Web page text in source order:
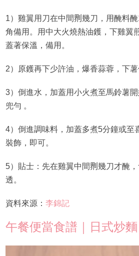
1）雞翼用刀在中間𠝹幾刀，用醃料
角備用。用中大火燒熱油鑊，下雞翼
蓋著保溫，備用。
2）原鑊再下少許油，爆香蒜蓉，下薯
3）倒進水，加蓋用小火煮至馬鈴薯開
兜勻 。
4）倒進調味料，加蓋多煮5分鐘或至
裝飾，即可。
5）貼士：先在雞翼中間𠝹幾刀才醃
透。
資料來源： 李錦記
午餐便當食譜｜日式炒麵